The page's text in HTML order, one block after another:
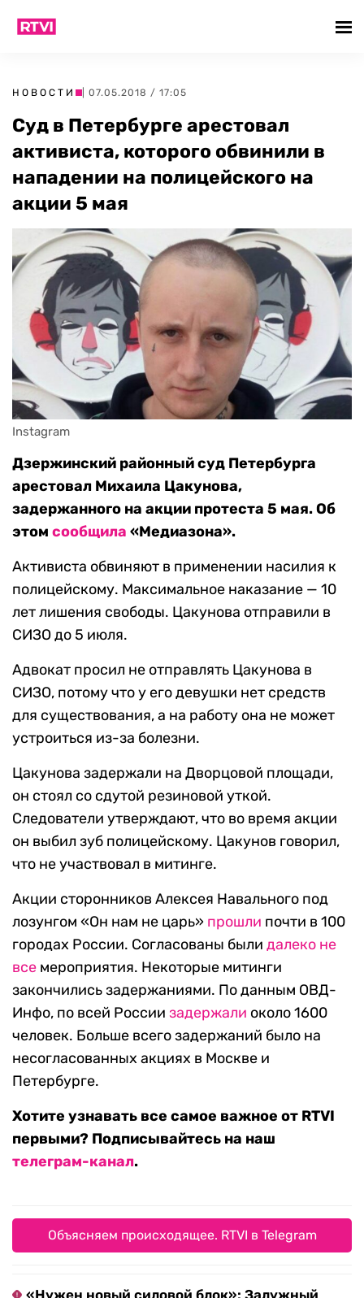
НОВОСТИ | 07.05.2018 / 17:05
Суд в Петербурге арестовал
активиста, которого обвинили в
нападении на полицейского на
акции 5 мая
Instagram
Дзержинский районный суд Петербурга
арестовал Михаила Цакунова,
задержанного на акции протеста 5 мая. Об
этом сообщила «Медиазона».
Активиста обвиняют в применении насилия к
полицейскому. Максимальное наказание — 10
лет лишения свободы. Цакунова отправили в
СИЗО до 5 июля.
Адвокат просил не отправлять Цакунова в
СИЗО, потому что у его девушки нет средств
для существования, а на работу она не может
устроиться из-за болезни.
Цакунова задержали на Дворцовой площади,
он стоял со сдутой резиновой уткой.
Следователи утверждают, что во время акции
он выбил зуб полицейскому. Цакунов говорил,
что не участвовал в митинге.
Акции сторонников Алексея Навального под
лозунгом «Он нам не царь» прошли почти в 100
городах России. Согласованы были далеко не
все мероприятия. Некоторые митинги
закончились задержаниями. По данным ОВД-
Инфо, по всей России задержали около 1600
человек. Больше всего задержаний было на
несогласованных акциях в Москве и
Петербурге.
Хотите узнавать все самое важное от RTVI
первыми? Подписывайтесь на наш
телеграм-канал.
Объясняем происходящее. RTVI в Telegram